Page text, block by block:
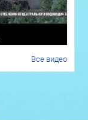
Все видео